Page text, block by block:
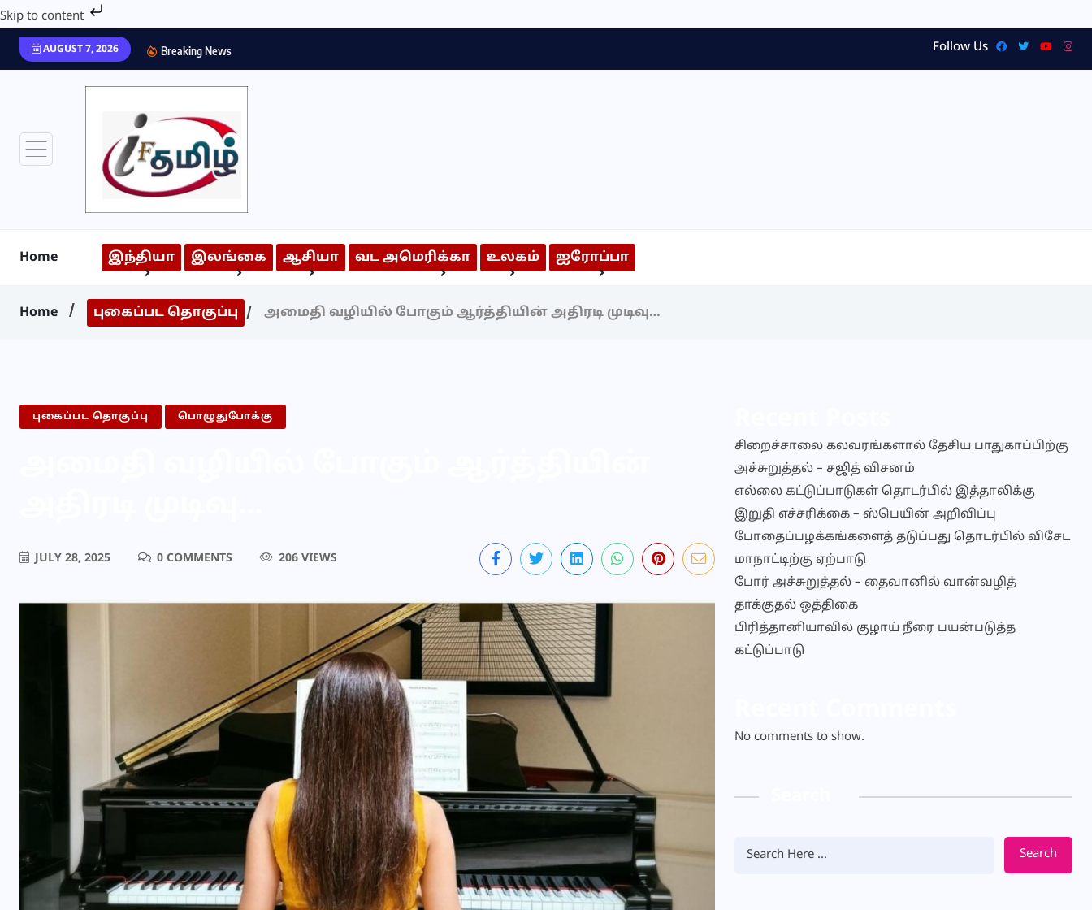
Skip to content
AUGUST 7, 2026 Breaking News Follow Us
Home இந்தியா இலங்கை ஆசியா வட அமெரிக்கா உலகம் ஐரோப்பா
Home புகைப்பட தொகுப்பு அமைதி வழியில் போகும் ஆர்த்தியின் அதிரடி முடிவு…
புகைப்பட தொகுப்பு பொழுதுபோக்கு
JULY 28, 2025 0 COMMENTS 206 VIEWS
சிறைச்சாலை கலவரங்களால் தேசிய பாதுகாப்பிற்கு
அச்சுறுத்தல் – சஜித் விசனம்
எல்லை கட்டுப்பாடுகள் தொடர்பில் இத்தாலிக்கு
இறுதி எச்சரிக்கை – ஸ்பெயின் அறிவிப்பு
போதைப்பழக்கங்களைத் தடுப்பது தொடர்பில் விசேட
மாநாட்டிற்கு ஏற்பாடு
போர் அச்சுறுத்தல் – தைவானில் வான்வழித்
தாக்குதல் ஒத்திகை
பிரித்தானியாவில் குழாய் நீரை பயன்படுத்த
கட்டுப்பாடு
No comments to show.
Search